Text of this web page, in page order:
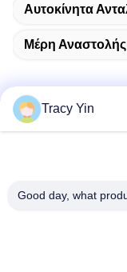
Αυτοκίνητα
Μέρη
Δωμάτιο #
Tracy Yin
Good day, what